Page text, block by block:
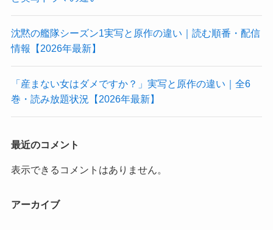
沈黙の艦隊シーズン1実写と原作の違い｜読む順番・配信
情報【2026年最新】
「産まない女はダメですか？」実写と原作の違い｜全6
巻・読み放題状況【2026年最新】
最近のコメント
表示できるコメントはありません。
アーカイブ